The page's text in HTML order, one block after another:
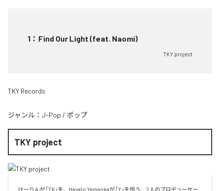
1 ： Find Our Light (feat. Naomi)
TKY project
TKY Records
ジャンル： J-Pop / ポップ
TKY project
けーりんが「TK」を、Hayato Yamaokaが「Y」を担う、2人のプロデューサー